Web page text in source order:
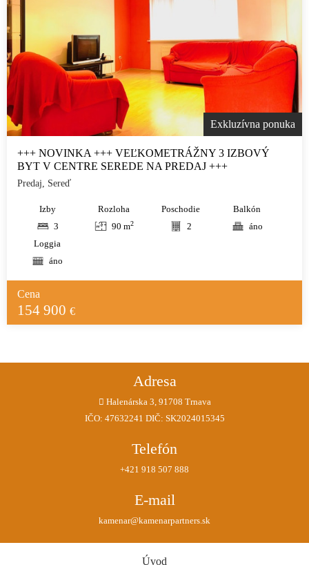
Exkluzívna ponuka
+++ NOVINKA +++ VEĽKOMETRÁŽNY 3 IZBOVÝ
BYT V CENTRE SEREDE NA PREDAJ +++
Predaj, Sereď
Izby
3
Rozloha
90 m2
Poschodie
2
Balkón
áno
Loggia
áno
Cena
154 900 €
Adresa
Halenárska 3, 91708 Trnava
IČO: 47632241 DIČ: SK2024015345
Telefón
+421 918 507 888
E-mail
kamenar@kamenarpartners.sk
Úvod